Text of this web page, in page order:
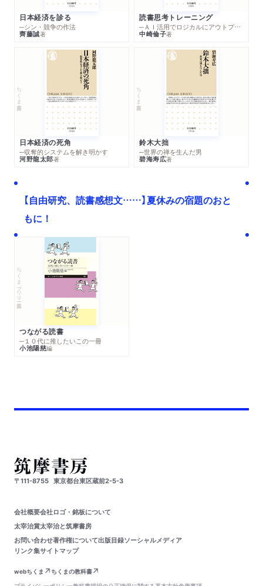
日本経済を診る
─シン・競争の作法
齊藤誠著
読書思考トレーニング
─ＡＩ活用でロジカルにアウトプットする技法
中崎倫子著
ちくま新書
日本経済の死角
─収奪的システムを解き明かす
河野龍太郎著
ちくま新書
鈴木大拙
─世界の禅を生んだ男
碧海寿広著
【自由研究、読書感想文……】夏休みの宿題のおと
もに！
ちくまプリマー新書
つながる読書
─１０代に推したいこの一冊
小池陽慈編
〒111-8755 東京都台東区蔵前2-5-3
会社概要会社ロゴ・銘板について
太宰治賞太宰治と筑摩書房
お問い合わせ著作権について出版目録ソーシャルメディア
リンク集サイトマップ
webちくま
ちくまの教科書